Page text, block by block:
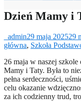
Dzień Mamy i
_admin29 maja 202529
główna, Szkoła
26 maja w naszej
Mamy i Taty. Była to
pełna serdeczności,
celu okazanie
za ich codzienny trud,